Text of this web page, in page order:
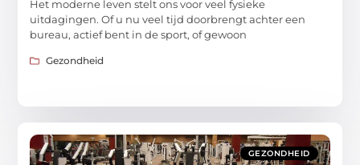
Het moderne leven stelt ons voor veel fysieke
uitdagingen. Of u nu veel tijd doorbrengt achter een
bureau, actief bent in de sport, of gewoon
Gezondheid
GEZONDHEID